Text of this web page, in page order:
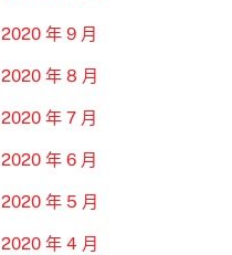
2020 年 9 月
2020 年 8 月
2020 年 7 月
2020 年 6 月
2020 年 5 月
2020 年 4 月